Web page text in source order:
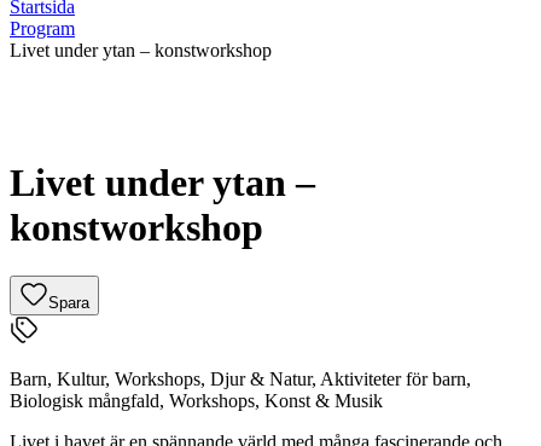
Startsida
Program
Livet under ytan – konstworkshop
Livet under ytan –
konstworkshop
Spara
Barn, Kultur, Workshops, Djur & Natur, Aktiviteter för barn,
Biologisk mångfald, Workshops, Konst & Musik
Livet i havet är en spännande värld med många fascinerande och